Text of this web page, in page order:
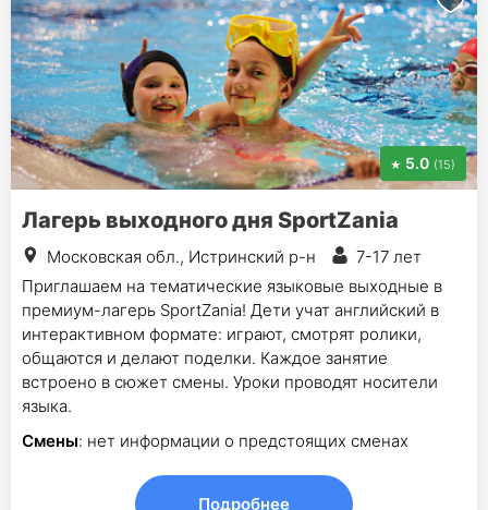
5.0 (15)
Лагерь выходного дня SportZania
Московская обл., Истринский р-н
7-17 лет
Приглашаем на тематические языковые выходные в
премиум-лагерь SportZania! Дети учат английский в
интерактивном формате: играют, смотрят ролики,
общаются и делают поделки. Каждое занятие
встроено в сюжет смены. Уроки проводят носители
языка.
Смены: нет информации о предстоящих сменах
Подробнее